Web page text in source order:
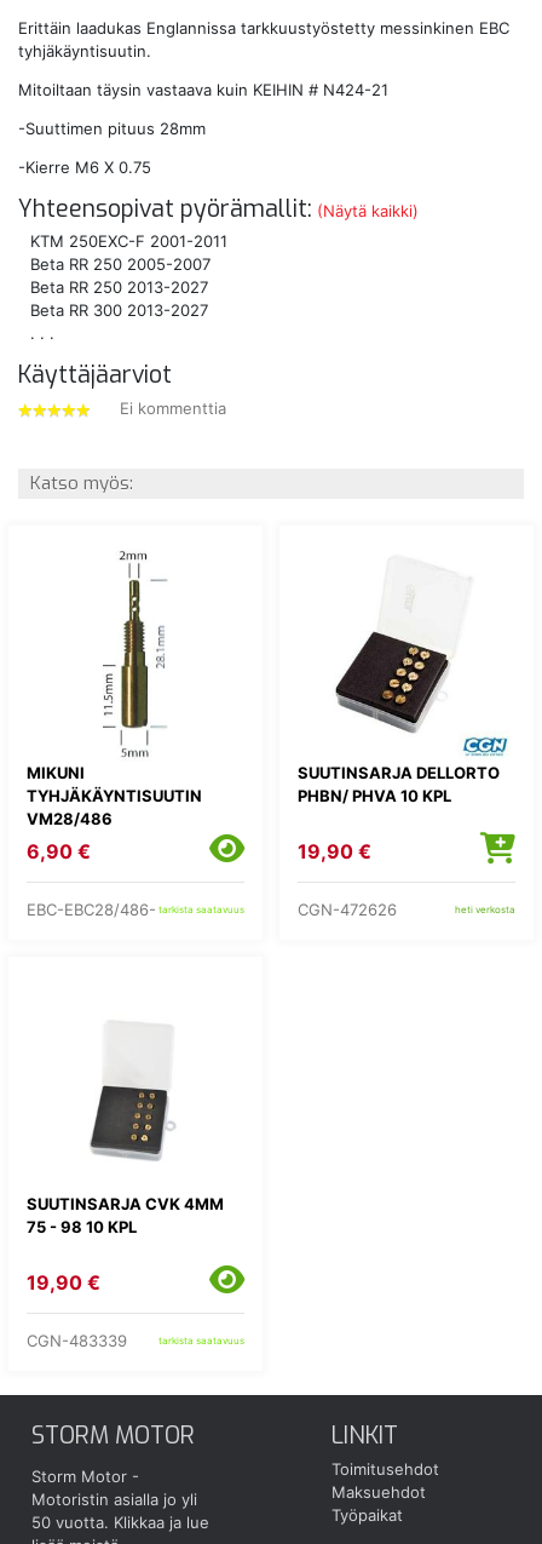
Erittäin laadukas Englannissa tarkkuustyöstetty messinkinen EBC
tyhjäkäyntisuutin.
Mitoiltaan täysin vastaava kuin KEIHIN # N424-21
-Suuttimen pituus 28mm
-Kierre M6 X 0.75
Yhteensopivat pyörämallit: (Näytä kaikki)
KTM 250EXC-F 2001-2011
Beta RR 250 2005-2007
Beta RR 250 2013-2027
Beta RR 300 2013-2027
. . .
Käyttäjäarviot
Ei kommenttia
Katso myös:
MIKUNI
TYHJÄKÄYNTISUUTIN
VM28/486
6,90 €
EBC-EBC28/486- tarkista saatavuus
SUUTINSARJA DELLORTO
PHBN/ PHVA 10 KPL
19,90 €
CGN-472626 heti verkosta
SUUTINSARJA CVK 4MM
75 - 98 10 KPL
19,90 €
CGN-483339 tarkista saatavuus
STORM MOTOR
Storm Motor -
Motoristin asialla jo yli
50 vuotta. Klikkaa ja lue
LINKIT
Toimitusehdot
Maksuehdot
Työpaikat